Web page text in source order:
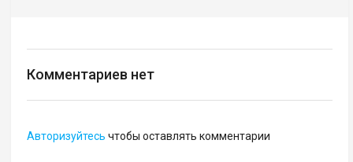
Комментариев нет
Авторизуйтесь чтобы оставлять комментарии